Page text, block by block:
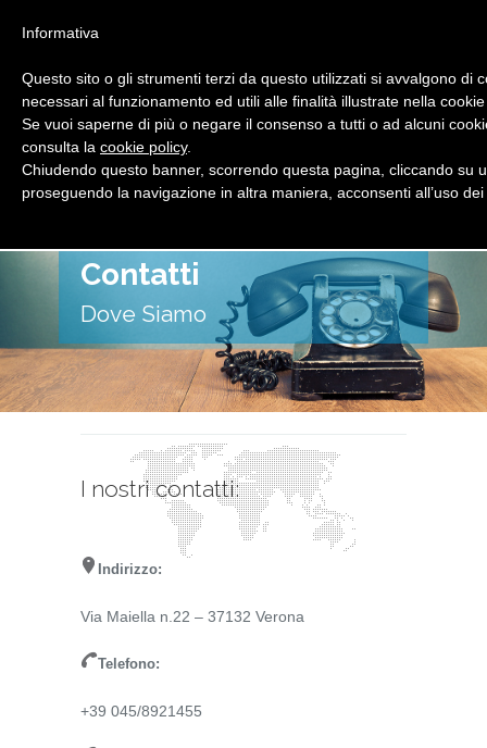
Contatti
Dove Siamo
I nostri contatti:
Indirizzo:
Via Maiella n.22 – 37132 Verona
Telefono:
+39 045/8921455
Informativa
Questo sito o gli strumenti terzi da questo utilizzati si avvalgono di
necessari al funzionamento ed utili alle finalità illustrate nella
Se vuoi saperne di più o negare il consenso a tutti o ad alcuni
consulta la cookie policy.
Chiudendo questo banner, scorrendo questa pagina, cliccando su
proseguendo la navigazione in altra maniera, acconsenti all’uso